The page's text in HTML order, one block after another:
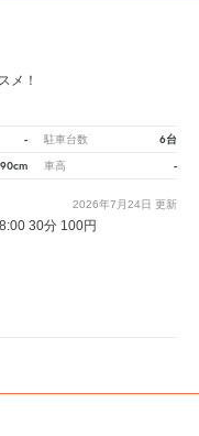
メ！
- 駐車台数 6台
車高 -
2026年7月24日 更新
30分 100円